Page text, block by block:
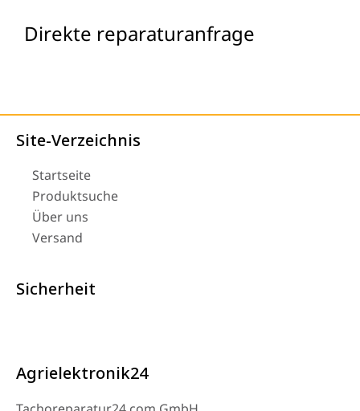
Direkte reparaturanfrage
Site-Verzeichnis
Startseite
Produktsuche
Über uns
Versand
Sicherheit
Agrielektronik24